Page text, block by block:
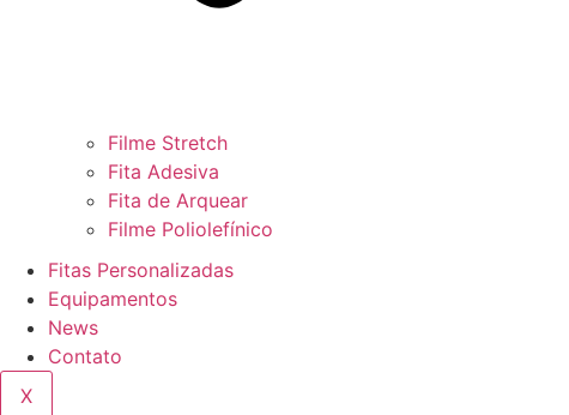
Filme Stretch
Fita Adesiva
Fita de Arquear
Filme Poliolefínico
Fitas Personalizadas
Equipamentos
News
Contato
X